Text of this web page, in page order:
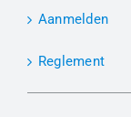
Aanmelden
Reglement